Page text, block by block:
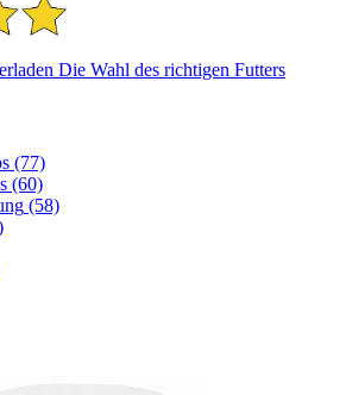
Die Wahl des richtigen Futters
(77)
(60)
(58)